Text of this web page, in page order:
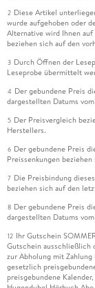
2 Diese Artikel
wurde aufgehoben oder
Alternative wird Ihnen
beziehen sich auf den
3 Durch Öffnen der
Leseprobe übermittelt
4 Der gebundene Preis
dargestellten Datums
5 Der Preisvergleich
Herstellers.
6 Der gebundene Preis
Preissenkungen
7 Die Preisbindung
beziehen sich auf den
8 Der gebundene Preis
dargestellten Datums
12 Ihr Gutschein
Gutschein ausschließlich
zur Abholung mit
gesetzlich
preisgebundene